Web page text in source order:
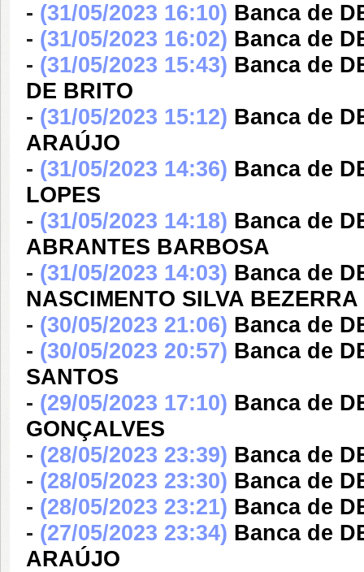
- (31/05/2023 16:10) Banca de
- (31/05/2023 16:02) Banca de
- (31/05/2023 15:43) Banca de
DE BRITO
- (31/05/2023 15:12) Banca de
ARAÚJO
- (31/05/2023 14:36) Banca de
LOPES
- (31/05/2023 14:18) Banca de
ABRANTES BARBOSA
- (31/05/2023 14:03) Banca de
NASCIMENTO SILVA BEZERRA
- (30/05/2023 21:06) Banca de
- (30/05/2023 20:57) Banca de
SANTOS
- (29/05/2023 17:10) Banca de
GONÇALVES
- (28/05/2023 23:39) Banca de
- (28/05/2023 23:30) Banca de
- (28/05/2023 23:21) Banca de
- (27/05/2023 23:34) Banca de
ARAÚJO